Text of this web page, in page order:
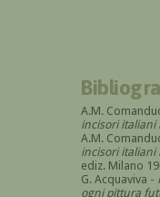
A.M.
incisori italiani
A.M.
incisori italiani
ediz. Milano
G. Acquaviva -
ogni pittura